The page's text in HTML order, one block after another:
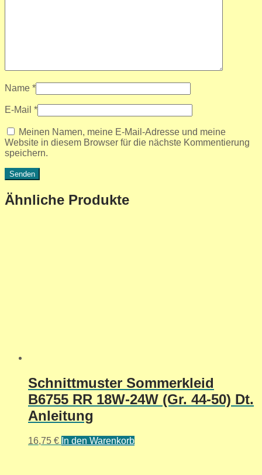
Name *
E-Mail *
Meinen Namen, meine E-Mail-Adresse und meine
Website in diesem Browser für die nächste Kommentierung
speichern.
Ähnliche Produkte
Schnittmuster Sommerkleid
B6755 RR 18W-24W (Gr. 44-50) Dt.
Anleitung
16,75 € In den Warenkorb